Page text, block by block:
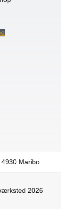
Maribo
2026